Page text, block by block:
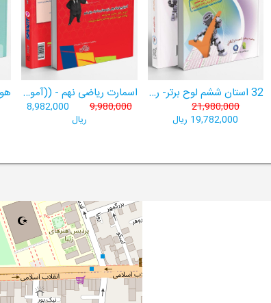
32 استان ششم لوح برتر- ربات باهوش ششم ((به همراه سامانۀ آزمون‌ساز رایگان))
21,980,000
19,782,000 ریال
اسمارت ریاضی نهم - ((آموزش پیشرفتۀ ریاضی تیزهوشان و نمونه‌دولتی نهم+ سامانۀ آزمون‌ساز آنلاین))
9,980,000
8,982,000
ریال